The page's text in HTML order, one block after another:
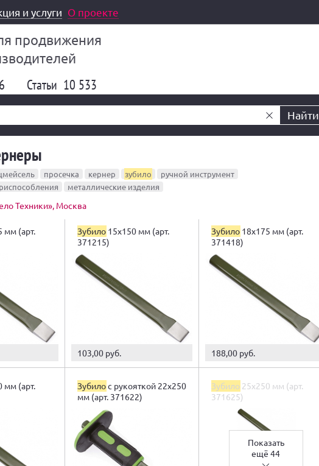
и услуги О проекте
продвижения
Статьи 10 533
Найти
просечка кернер зубило
ручной инструмент
металлические изделия
Техники», Москва
мм (арт.
Зубило 15х150 мм (арт.
371215)
103,00 руб.
Зубило 18х175 мм (арт.
371418)
188,00 руб.
мм (арт.
Зубилос рукояткой 22х250
мм (арт. 371622)
Зубило 25х250 мм (арт.
371625)
Показать
ещё 44